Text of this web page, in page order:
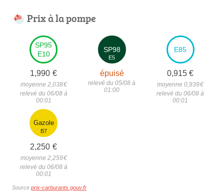
Prix à la pompe
SP95
E10
1,990 €
moyenne 2,038€
relevé du 06/08 à
00:01
SP98
E5
épuisé
relevé du 05/08 à
01:00
E85
0,915 €
moyenne 0,939€
relevé du 06/08 à
00:01
Gazole
B7
2,250 €
moyenne 2,259€
relevé du 06/08 à
00:01
Source prix-carburants.gouv.fr